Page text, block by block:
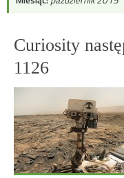
Curiosity
1126